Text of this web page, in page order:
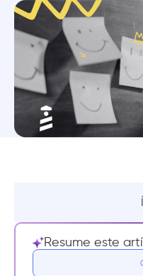
Resumen
¿Qué es la
Resume este